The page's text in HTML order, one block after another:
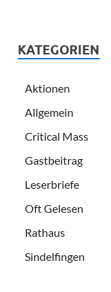
KATEGORIEN
Aktionen
Allgemein
Critical Mass
Gastbeitrag
Leserbriefe
Oft Gelesen
Rathaus
Sindelfingen